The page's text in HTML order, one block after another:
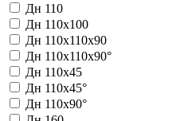
Дн 110
Дн 110х100
Дн 110х110х90
Дн 110х110х90°
Дн 110х45
Дн 110х45°
Дн 110х90°